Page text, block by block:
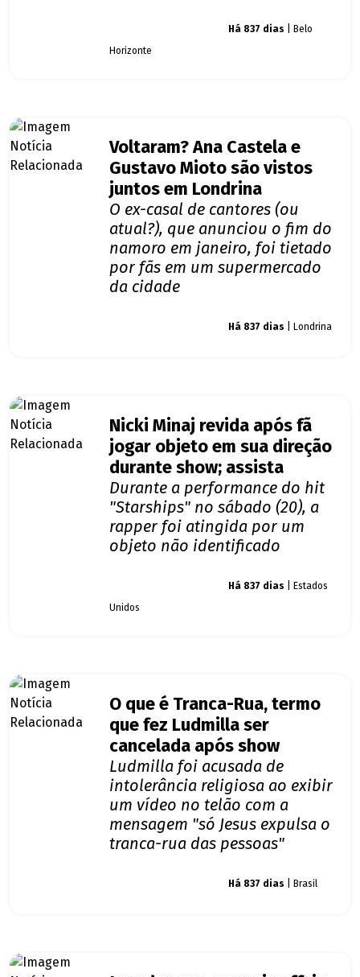
Há 837 dias | Belo
Horizonte
Voltaram? Ana Castela e
Gustavo Mioto são vistos
juntos em Londrina
O ex-casal de cantores (ou
atual?), que anunciou o fim do
namoro em janeiro, foi tietado
por fãs em um supermercado
da cidade
Há 837 dias | Londrina
Nicki Minaj revida após fã
jogar objeto em sua direção
durante show; assista
Durante a performance do hit
"Starships" no sábado (20), a
rapper foi atingida por um
objeto não identificado
Há 837 dias | Estados
Unidos
O que é Tranca-Rua, termo
que fez Ludmilla ser
cancelada após show
Ludmilla foi acusada de
intolerância religiosa ao exibir
um vídeo no telão com a
mensagem "só Jesus expulsa o
tranca-rua das pessoas"
Há 837 dias | Brasil